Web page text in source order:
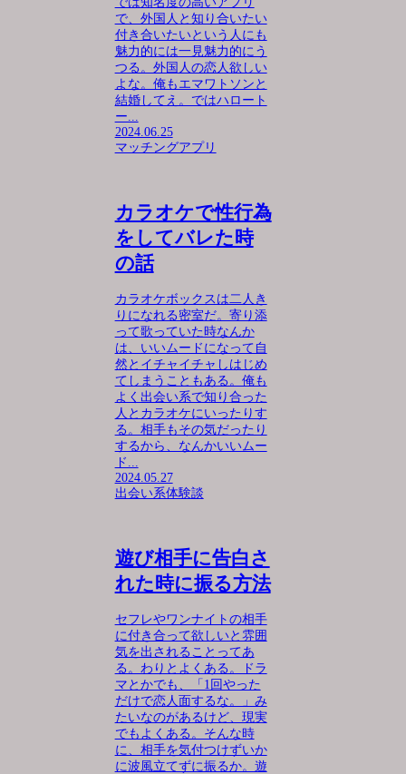
で、外国人と知り合いたい
付き合いたいという人にも
魅力的には一見魅力的にう
つる。外国人の恋人欲しい
よな。俺もエマワトソンと
結婚してえ。ではハロート
ー...
2024.06.25
マッチングアプリ
カラオケで性行為
をしてバレた時
の話
カラオケボックスは二人き
りになれる密室だ。寄り添
って歌っていた時なんか
は、いいムードになって自
然とイチャイチャしはじめ
てしまうこともある。俺も
よく出会い系で知り合った
人とカラオケにいったりす
る。相手もその気だったり
するから、なんかいいムー
ド...
2024.05.27
出会い系体験談
遊び相手に告白さ
れた時に振る方法
セフレやワンナイトの相手
に付き合って欲しいと雰囲
気を出されることってあ
る。わりとよくある。ドラ
マとかでも、「1回やった
だけで恋人面するな。」み
たいなのがあるけど、現実
でもよくある。そんな時
に、相手を気付つけずいか
に波風立てずに振るか。遊